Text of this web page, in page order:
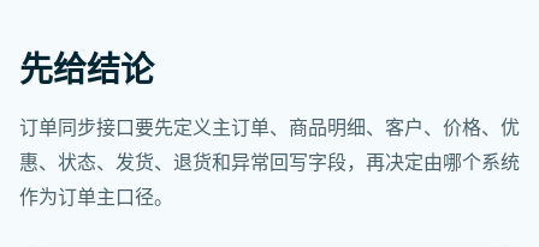
先给结论
订单同步接口要先定义主订单、商品明细、客户、价格、优
惠、状态、发货、退货和异常回写字段，再决定由哪个系统
作为订单主口径。